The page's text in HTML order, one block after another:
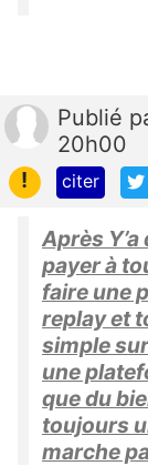
Publié
20h00
!
citer
Après
payer à
faire une
replay et
simple
une
que du
toujours
marche